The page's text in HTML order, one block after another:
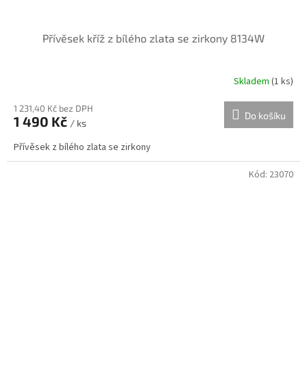
Přívěsek kříž z bílého zlata se zirkony 8134W
Skladem (1 ks)
1 231,40 Kč bez DPH
1 490 Kč / ks
Do košíku
Přívěsek z bílého zlata se zirkony
Kód: 23070